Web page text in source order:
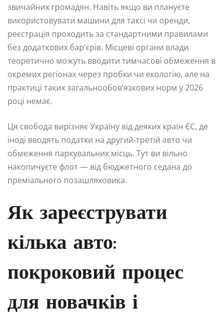
звичайних громадян. Навіть якщо ви плануєте
використовувати машини для таксі чи оренди,
реєстрація проходить за стандартними правилами
без додаткових бар’єрів. Місцеві органи влади
теоретично можуть вводити тимчасові обмеження в
окремих регіонах через пробки чи екологію, але на
практиці таких загальнообов’язкових норм у 2026
році немає.
Ця свобода вирізняє Україну від деяких країн ЄС, де
іноді вводять податки на другий-третій авто чи
обмеження паркувальних місць. Тут ви вільно
накопичуєте флот — від бюджетного седана до
преміального позашляховика.
Як зареєструвати
кілька авто:
покроковий процес
для новачків і